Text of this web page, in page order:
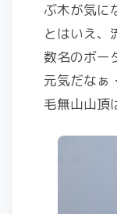
ぶ木が気に
とはいえ、
数名のボー
元気だなぁ
毛無山山頂